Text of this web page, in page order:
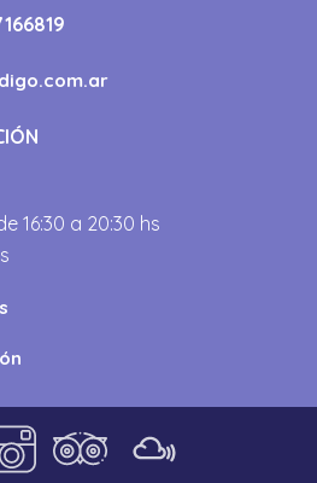
16:30 a 20:30 hs